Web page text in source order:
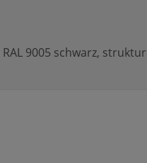
9005 schwarz,